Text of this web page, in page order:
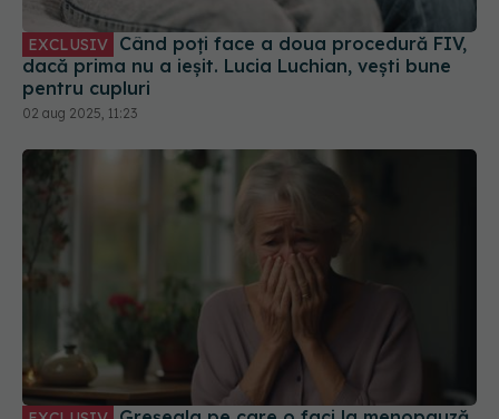
EXCLUSIV Când poți face a doua procedură FIV,
dacă prima nu a ieșit. Lucia Luchian, vești bune
pentru cupluri
02 aug 2025, 11:23
EXCLUSIV Greșeala pe care o faci la menopauză.